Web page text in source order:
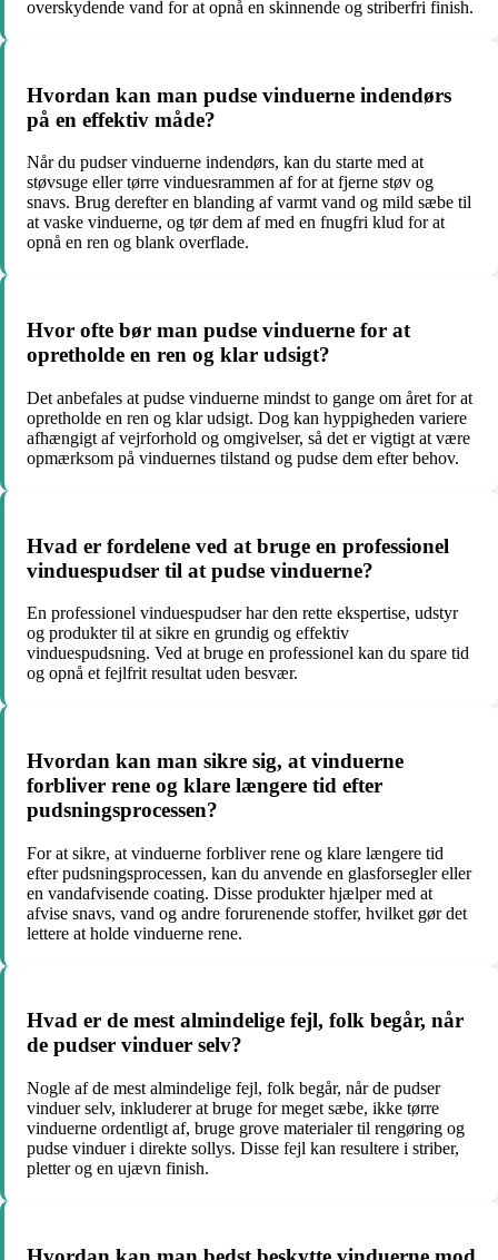
overskydende vand for at opnå en skinnende og striberfri finish.
Hvordan kan man pudse vinduerne indendørs
på en effektiv måde?
Når du pudser vinduerne indendørs, kan du starte med at
støvsuge eller tørre vinduesrammen af for at fjerne støv og
snavs. Brug derefter en blanding af varmt vand og mild sæbe til
at vaske vinduerne, og tør dem af med en fnugfri klud for at
opnå en ren og blank overflade.
Hvor ofte bør man pudse vinduerne for at
opretholde en ren og klar udsigt?
Det anbefales at pudse vinduerne mindst to gange om året for at
opretholde en ren og klar udsigt. Dog kan hyppigheden variere
afhængigt af vejrforhold og omgivelser, så det er vigtigt at være
opmærksom på vinduernes tilstand og pudse dem efter behov.
Hvad er fordelene ved at bruge en professionel
vinduespudser til at pudse vinduerne?
En professionel vinduespudser har den rette ekspertise, udstyr
og produkter til at sikre en grundig og effektiv
vinduespudsning. Ved at bruge en professionel kan du spare tid
og opnå et fejlfrit resultat uden besvær.
Hvordan kan man sikre sig, at vinduerne
forbliver rene og klare længere tid efter
pudsningsprocessen?
For at sikre, at vinduerne forbliver rene og klare længere tid
efter pudsningsprocessen, kan du anvende en glasforsegler eller
en vandafvisende coating. Disse produkter hjælper med at
afvise snavs, vand og andre forurenende stoffer, hvilket gør det
lettere at holde vinduerne rene.
Hvad er de mest almindelige fejl, folk begår, når
de pudser vinduer selv?
Nogle af de mest almindelige fejl, folk begår, når de pudser
vinduer selv, inkluderer at bruge for meget sæbe, ikke tørre
vinduerne ordentligt af, bruge grove materialer til rengøring og
pudse vinduer i direkte sollys. Disse fejl kan resultere i striber,
pletter og en ujævn finish.